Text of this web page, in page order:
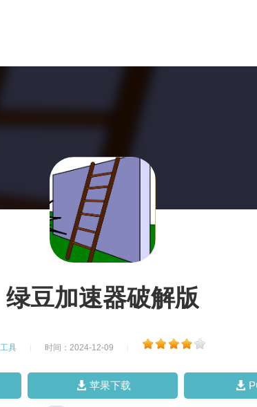
绿豆加速器破解版
工具 时间：2024-12-09
苹果下载